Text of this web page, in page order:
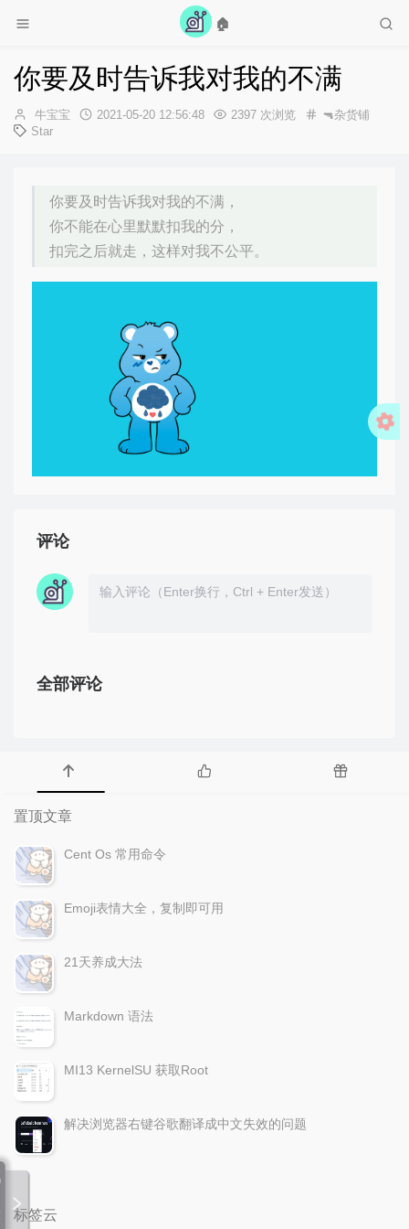
🏠
你要及时告诉我对我的不满
作
者：
牛宝宝
发
2021-05-20 12:56:48 2397 次浏览
🔫杂货铺
Star
你要及时告诉我对我的不满，
你不能在心里默默扣我的分，
扣完之后就走，这样对我不公平。
评论
全部评论
置顶文章
Cent Os 常用命令
Emoji表情大全，复制即可用
21天养成大法
Markdown 语法
MI13 KernelSU 获取Root
解决浏览器右键谷歌翻译成中文失效的问题
标签云随机播放
放松一下吧~